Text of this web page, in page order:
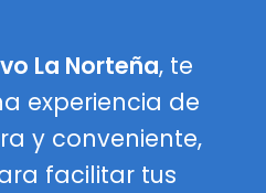
La Norteña, te
experiencia de
y conveniente,
facilitar tus